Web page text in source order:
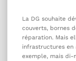
La DG souhaite
couverts, bornes
réparation. Mais
infrastructures en
exemple, mais di-